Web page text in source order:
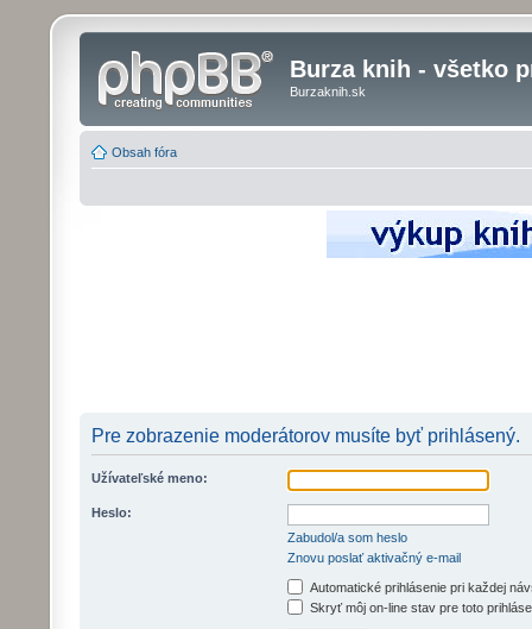
Burza knih - všetko
Burzaknih.sk
Obsah fóra
Pre zobrazenie moderátorov musíte byť prihlásený.
Užívateľské meno:
Heslo:
Zabudol/a som heslo
Znovu poslať aktivačný e-mail
Automatické prihlásenie pri každej
Skryť môj on-line stav pre toto